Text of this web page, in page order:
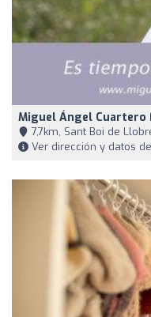
Miguel Ángel
7,7km, Sant Boi de
Ver dirección y datos